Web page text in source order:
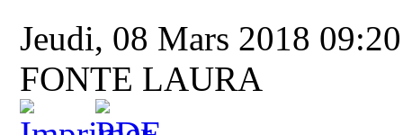
Jeudi, 08 Mars 2018
FONTE LAURA